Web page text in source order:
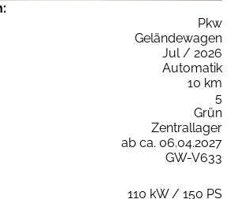
Pkw
Geländewagen
Jul / 2026
Automatik
10 km
5
Grün
Zentrallager
ab ca. 06.04.2027
GW-V633
110 kW / 150 PS